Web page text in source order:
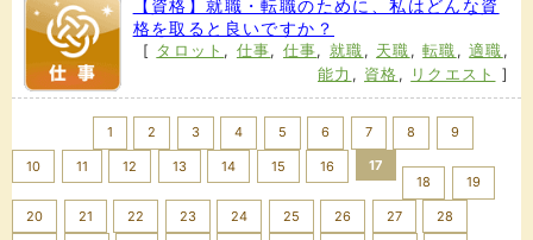
【資格】就職・転職のために、私はどんな資
格を取ると良いですか？
[ タロット , 仕事, 仕事,就職 , 天職 ,転職 ,適職 ,
能力 , 資格 , リクエスト ]
1 2 3 4 5 6 7 8 9
10 11 12 13 14 15 16
17
18
19
20 21 22 23 24 25 26 27 28